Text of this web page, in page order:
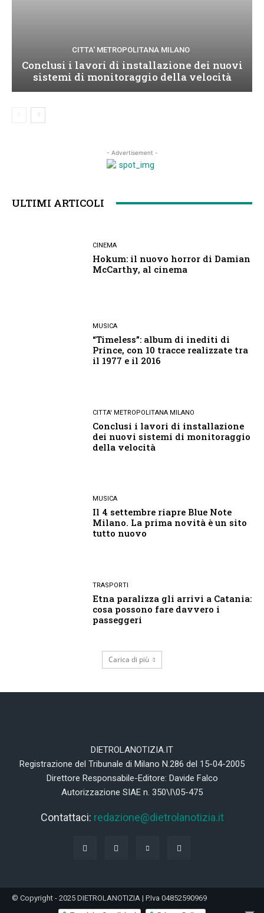
CITTA' METROPOLITANA MILANO
Conclusi i lavori di installazione dei nuovi
sistemi di monitoraggio della velocità
- Advertisement -
ULTIMI ARTICOLI
CINEMA
Hokum: il nuovo horror di Damian
McCarthy, al cinema
MUSICA
“Timeless”: album di inediti di
Prince, con 10 tracce realizzate tra
il 1977 e il 2016
CITTA' METROPOLITANA MILANO
Conclusi i lavori di installazione
dei nuovi sistemi di monitoraggio
della velocità
MUSICA
Il 4 settembre riapre Blue Note
Milano. La prima novità è un sito
tutto nuovo
TRASPORTI
Etna paralizza gli arrivi a Catania:
cosa possono fare davvero i
passeggeri
Carica di più
DIETROLANOTIZIA.IT
Registrazione del Tribunale di Milano N.286 del 15-04-2005
Direttore Responsabile-Editore: Davide Falco
Autorizzazione SIAE n. 350\I\05-475
Contattaci: redazione@dietrolanotizia.it
© Copyright - 2025 DIETROLANOTIZIA | P.Iva 04852590969